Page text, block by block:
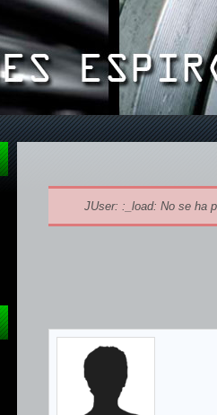
JUser: :_load: No se ha